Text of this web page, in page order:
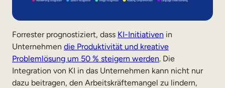
Forrester prognostiziert, dass KI-Initiativen in
Unternehmen die Produktivität und kreative
Problemlösung um 50 % steigern werden. Die
Integration von KI in das Unternehmen kann nicht nur
dazu beitragen, den Arbeitskräftemangel zu lindern,